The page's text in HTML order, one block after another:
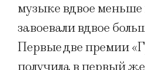
музыке вдвое
завоевали вдвое
Первые две премии